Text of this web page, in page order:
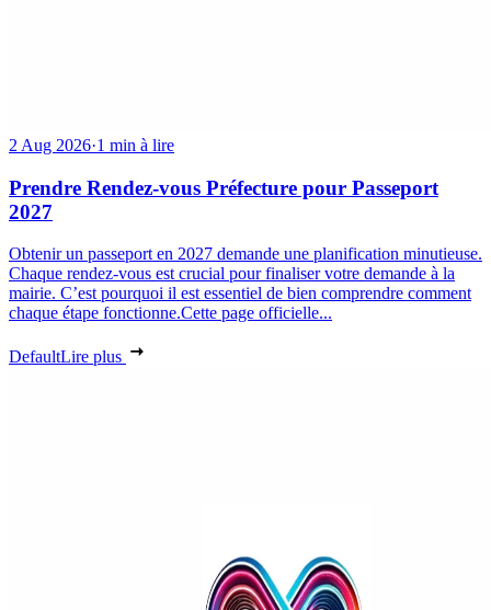
2 Aug 2026·1 min à lire
Prendre Rendez-vous Préfecture pour Passeport
2027
Obtenir un passeport en 2027 demande une planification minutieuse.
Chaque rendez-vous est crucial pour finaliser votre demande à la
mairie. C’est pourquoi il est essentiel de bien comprendre comment
chaque étape fonctionne.Cette page officielle...
DefaultLire plus